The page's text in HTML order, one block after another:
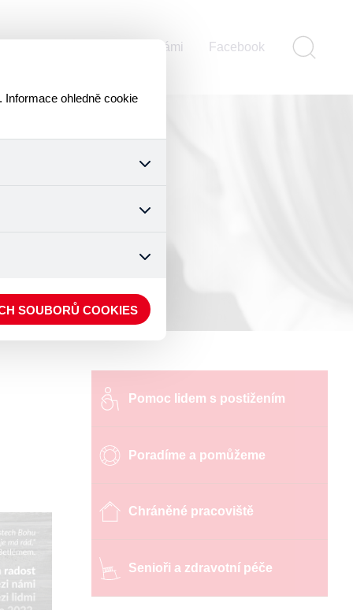
Pomáhejte s námi Facebook
Pomoc lidem s postižením
Poradíme a pomůžeme
Chráněné pracoviště
Senioři a zdravotní péče
ohledně cookie
SOUBORŮ COOKIES